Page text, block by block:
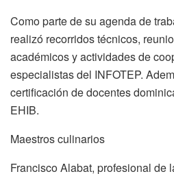
Como parte de su agenda de
realizó recorridos técnicos,
académicos y actividades de
especialistas del INFOTEP.
certificación de docentes
EHIB.
Maestros culinarios
Francisco Alabat, profesional de